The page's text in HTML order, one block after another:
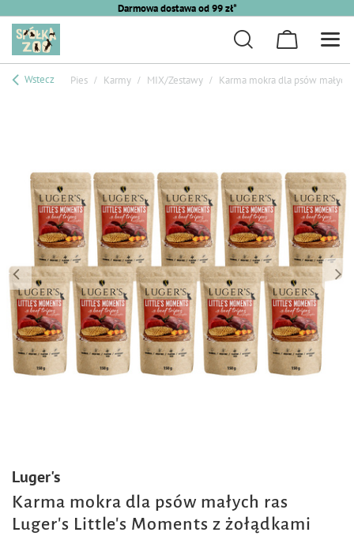
Darmowa dostawa od 99 zł*
Wstecz Pies Karmy MIX/Zestawy Karma mokra dla psów
Luger's
Karma mokra dla psów małych ras
Luger's Little's Moments z żołądkami